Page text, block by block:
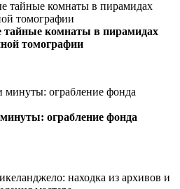
комнаты в пирамидах
томографии
ограбление фонда